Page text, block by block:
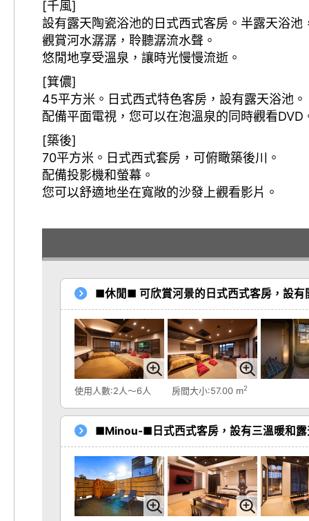
[千風]
設有露天陶瓷浴池的日式西式客房。半露天浴池
觀賞河水潺潺，聆聽潺流水聲。
悠閒地享受溫泉，讓時光慢慢流逝。
[箕儂]
45平方米。日式西式特色客房，設有露天浴池。
配備平面電視，您可以在泡溫泉的同時觀看DVD
[築後]
70平方米。日式西式套房，可俯瞰築後川。
配備投影機和螢幕。
您可以舒適地坐在寬敞的沙發上觀看影片。
■休閒■ 可欣賞河景的日式西式客房，設有
使用人數:2人～6人 房間大小:57.00 m2
■Minou-■日式西式客房，設有三溫暖和露